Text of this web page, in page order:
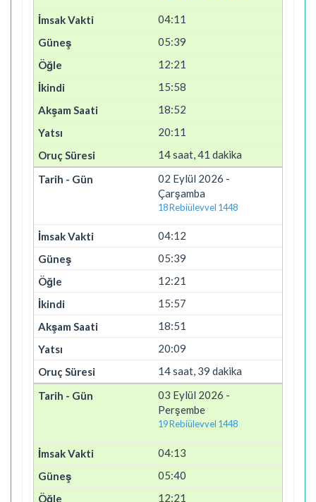
04:11
05:39
12:21
15:58
18:52
20:11
14 saat, 41 dakika
02 Eylül 2026 -
Çarşamba
18 Rebiülevvel 1448
04:12
05:39
12:21
15:57
18:51
20:09
14 saat, 39 dakika
03 Eylül 2026 -
Perşembe
19 Rebiülevvel 1448
04:13
05:40
12:21